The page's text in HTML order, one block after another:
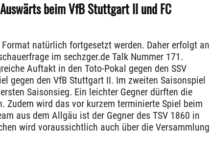
beim VfB Stuttgart II und FC
natürlich fortgesetzt werden. Daher erfolgt an
im sechzger.de Talk Nummer 171.
Auftakt in den Toto-Pokal gegen den SSV
gegen den VfB Stuttgart II. Im zweiten Saisonspiel
Saisonsieg. Ein leichter Gegner dürften die
Zudem wird das vor kurzem terminierte Spiel beim
aus dem Allgäu ist der Gegner des TSV 1860 in
wird voraussichtlich auch über die Versammlung